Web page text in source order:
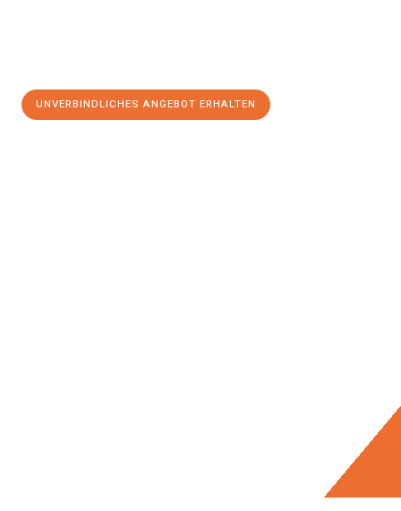
UNVERBINDLICHES ANGEBOT ERHALTEN